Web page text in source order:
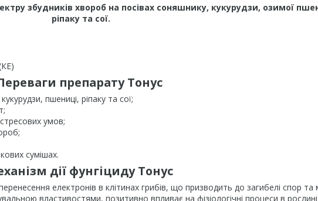
збудників хвороб на посівах соняшнику, кукурудзи, озимої
ріпаку та сої.
препарату Тонус
пшениці, ріпаку та сої;
умов;
сумішах.
дії фунгіциду Тонус
електронів в клітинах грибів, що призводить до загибелі спор та
властивостями, позитивно впливає на фізіологічні процеси в рослині